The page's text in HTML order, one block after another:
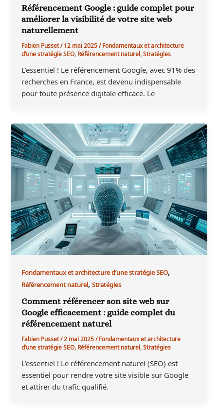
Référencement Google : guide complet pour
améliorer la visibilité de votre site web
naturellement
Fabien Pusset/12 mai 2025/Fondamentaux et architecture
d’une stratégie SEO,Référencement naturel,Stratégies
L’essentiel ! Le référencement Google, avec 91% des
recherches en France, est devenu indispensable
pour toute présence digitale efficace. Le
Fondamentaux et architecture d’une stratégie SEO,
Référencement naturel,Stratégies
Comment référencer son site web sur
Google efficacement : guide complet du
référencement naturel
Fabien Pusset/2 mai 2025/Fondamentaux et architecture
d’une stratégie SEO,Référencement naturel,Stratégies
L’essentiel ! Le référencement naturel (SEO) est
essentiel pour rendre votre site visible sur Google
et attirer du trafic qualifié.